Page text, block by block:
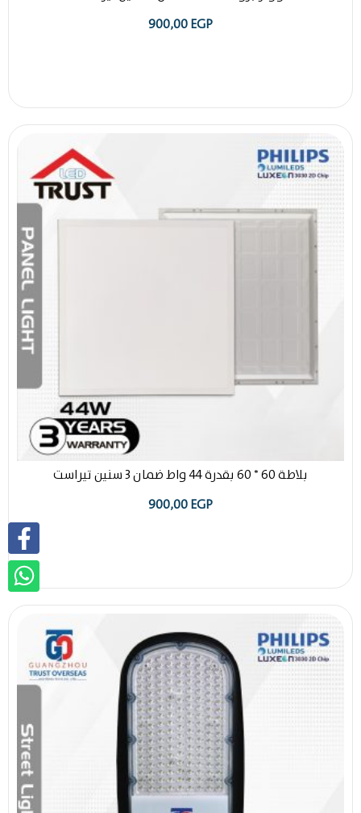
900,00EGP
بلاطة 60 * 60 بقدرة 44 واط ضمان 3 سنين تيراست
900,00EGP